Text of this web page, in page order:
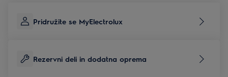
Pridružite se MyElectrolux
Rezervni deli in dodatna oprema